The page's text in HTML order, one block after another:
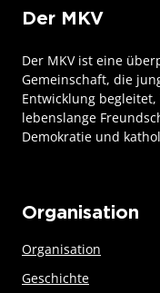
Der MKV
Der MKV ist eine
Gemeinschaft, die
Entwicklung
lebenslange
Demokratie und
Organisation
Organisation
Geschichte